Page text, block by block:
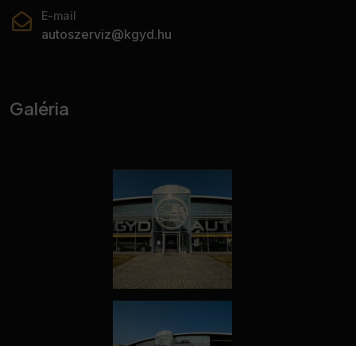
• Tolatókamera
• Tolatóradar
• Visszagurulás-gátló.
E-mail
autoszerviz@kgyd.hu
Galéria